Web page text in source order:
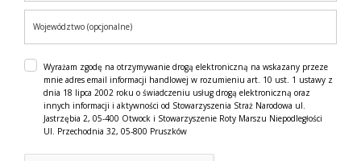
Wyrażam zgodę na otrzymywanie drogą elektroniczną na wskazany przeze
mnie adres email informacji handlowej w rozumieniu art. 10 ust. 1 ustawy z
dnia 18 lipca 2002 roku o świadczeniu usług drogą elektroniczną oraz
innych informacji i aktywności od Stowarzyszenia Straż Narodowa ul.
Jastrzębia 2, 05-400 Otwock i Stowarzyszenie Roty Marszu Niepodległości
Ul. Przechodnia 32, 05-800 Pruszków